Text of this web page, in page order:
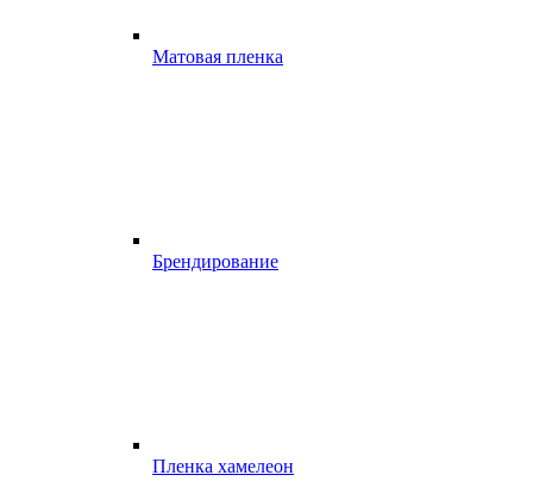
Матовая пленка
Брендирование
Пленка хамелеон